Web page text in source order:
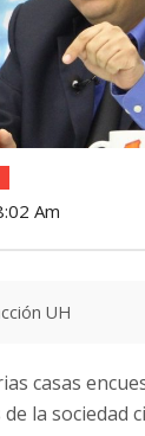
Am
UH
casas
la sociedad